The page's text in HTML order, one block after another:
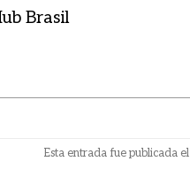
Brasil
Esta entrada fue publicada el